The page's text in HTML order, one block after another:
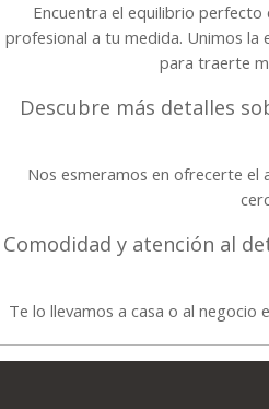
Encuentra el equilibrio
profesional a tu medida. Unimos
para traerte
Descubre más detalles
Nos esmeramos en ofrecerte el
Comodidad y atención al
Te lo llevamos a casa o al